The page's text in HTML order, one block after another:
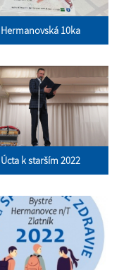
Hermanovská 10ka
Úcta k starším 2022